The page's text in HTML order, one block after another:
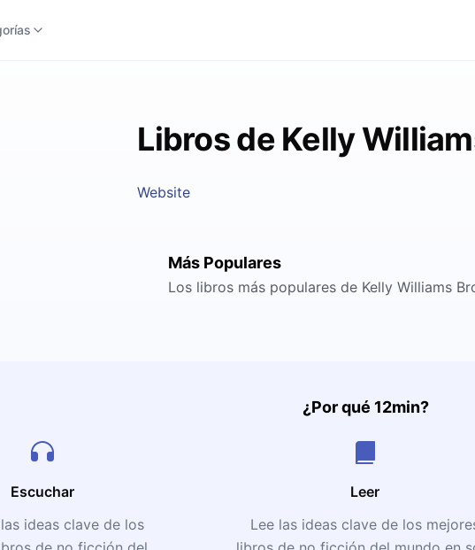
Libros de Kelly
Website
Más Populares
Los libros más populares de Kelly Williams
¿Por qué 12min?
Escuchar
ideas clave de los
Leer
Lee las ideas clave de los